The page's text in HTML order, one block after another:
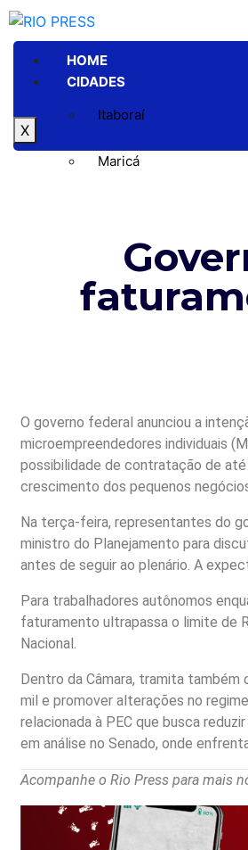
HOME
CIDADES
Itaboraí
Maricá
Rio de Janeiro
GERAL
POLÍTICA
X
O governo federal anunciou a
microempreendedores individuais
possibilidade de contratação de
crescimento dos pequenos
Na terça-feira, representantes do
ministro do Planejamento para
antes de seguir ao plenário. A
Para trabalhadores autônomos
faturamento ultrapassa o limite de
Nacional.
Dentro da Câmara, tramita
mil e promover alterações no
relacionada à PEC que busca
em análise no Senado, onde
Acompanhe o Rio Press para mais